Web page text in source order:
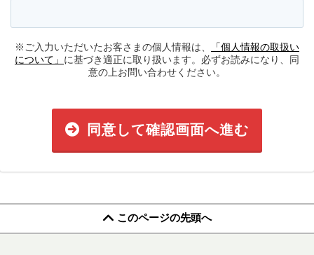
※ご入力いただいたお客さまの個人情報は、
「個人情報の取扱い
について」 に基づき適正に取り扱います。必ずお読みになり、同
意の上お問い合わせください。
同意して確認画面へ進む
このページの先頭へ